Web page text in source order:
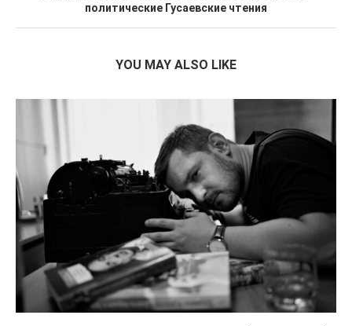
политические Гусаевские чтения
YOU MAY ALSO LIKE